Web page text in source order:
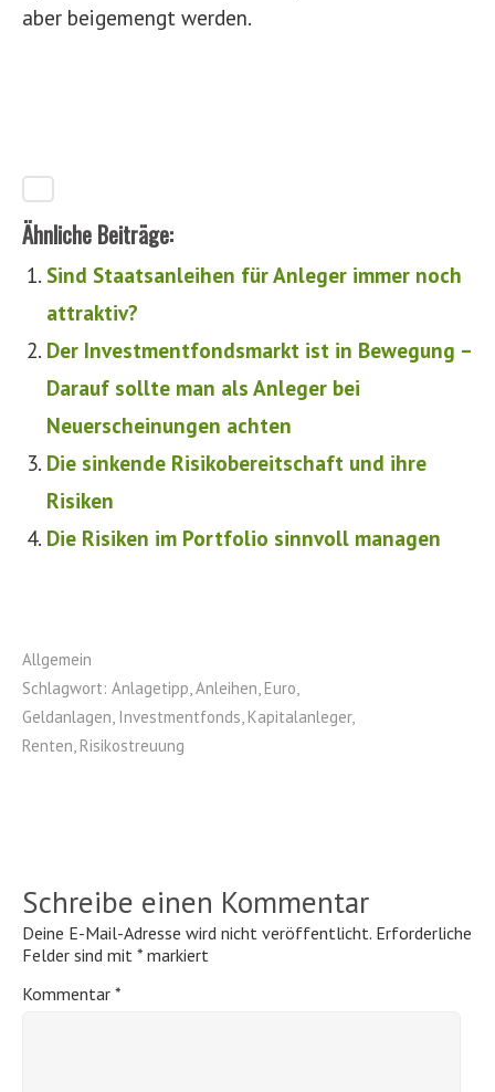
aber beigemengt werden.
Ähnliche Beiträge:
Sind Staatsanleihen für Anleger immer noch
attraktiv?
Der Investmentfondsmarkt ist in Bewegung –
Darauf sollte man als Anleger bei
Neuerscheinungen achten
Die sinkende Risikobereitschaft und ihre
Risiken
Die Risiken im Portfolio sinnvoll managen
Allgemein
Schlagwort: Anlagetipp,Anleihen, Euro,
Geldanlagen, Investmentfonds, Kapitalanleger,
Renten, Risikostreuung
Schreibe einen Kommentar
Deine E-Mail-Adresse wird nicht veröffentlicht. Erforderliche
Felder sind mit * markiert
Kommentar *